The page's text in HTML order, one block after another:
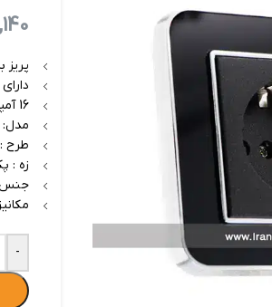
پریز
16 آمپر
طرح
زه :
جنس:
-